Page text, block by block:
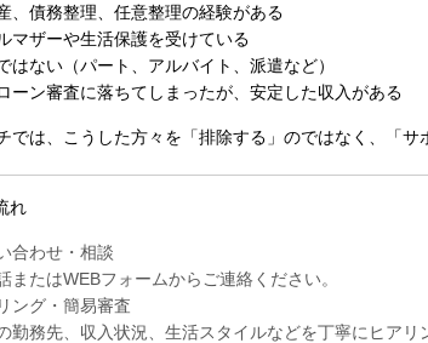
、債務整理、任意整理の経験がある
マザーや生活保護を受けている
はない（パート、アルバイト、派遣など）
ーン審査に落ちてしまったが、安定した収入がある
では、こうした方々を「排除する」のではなく、「サ
れ
合わせ・相談
またはWEBフォームからご連絡ください。
ング・簡易審査
勤務先、収入状況、生活スタイルなどを丁寧にヒアリ